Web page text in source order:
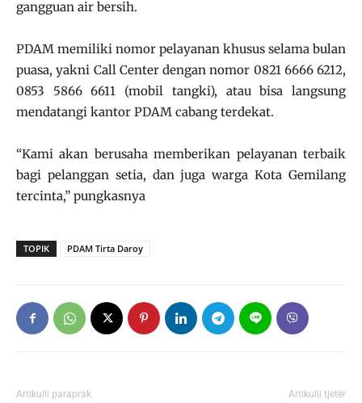
gangguan air bersih.
PDAM memiliki nomor pelayanan khusus selama bulan
puasa, yakni Call Center dengan nomor 0821 6666 6212,
0853 5866 6611 (mobil tangki), atau bisa langsung
mendatangi kantor PDAM cabang terdekat.
“Kami akan berusaha memberikan pelayanan terbaik
bagi pelanggan setia, dan juga warga Kota Gemilang
tercinta,” pungkasnya
TOPIK PDAM Tirta Daroy
Artikulli paraprak Artikulli tjetër